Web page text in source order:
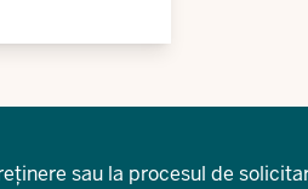
sau la procesul de